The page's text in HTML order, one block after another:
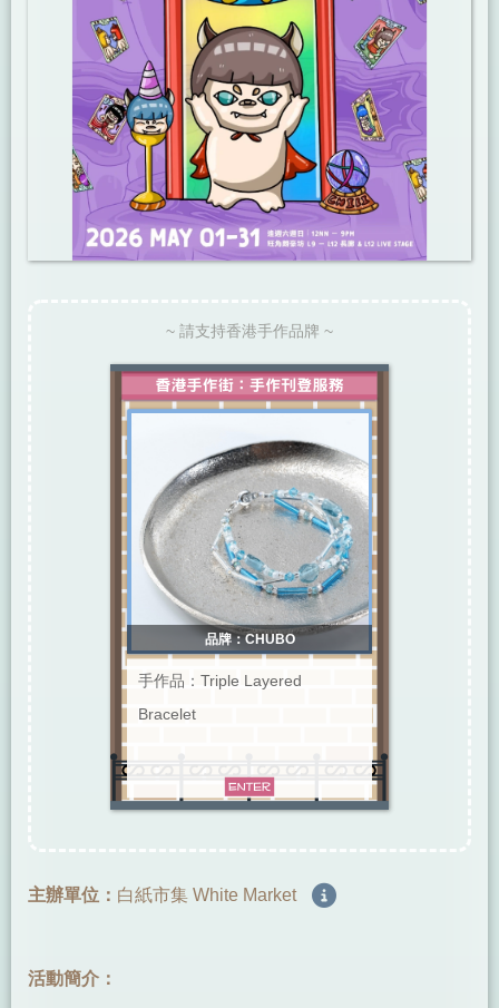
~ 請支持香港手作品牌 ~
品牌：CHUBO
手作品：Triple Layered
Bracelet
主辦單位： 白紙市集 White Market
活動簡介：